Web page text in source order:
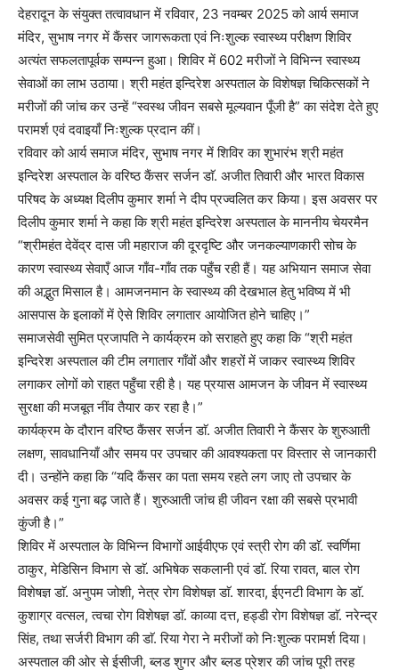
देहरादून के संयुक्त तत्वावधान में रविवार, 23 नवम्बर 2025 को आर्य समाज
मंदिर, सुभाष नगर में कैंसर जागरूकता एवं निःशुल्क स्वास्थ्य परीक्षण शिविर
अत्यंत सफलतापूर्वक सम्पन्न हुआ। शिविर में 602 मरीजों ने विभिन्न स्वास्थ्य
सेवाओं का लाभ उठाया। श्री महंत इन्दिरेश अस्पताल के विशेषज्ञ चिकित्सकों ने
मरीजों की जांच कर उन्हें “स्वस्थ जीवन सबसे मूल्यवान पूँजी है” का संदेश देते हुए
परामर्श एवं दवाइयाँ निःशुल्क प्रदान कीं।
रविवार को आर्य समाज मंदिर, सुभाष नगर में शिविर का शुभारंभ श्री महंत
इन्दिरेश अस्पताल के वरिष्ठ कैंसर सर्जन डाॅ. अजीत तिवारी और भारत विकास
परिषद के अध्यक्ष दिलीप कुमार शर्मा ने दीप प्रज्वलित कर किया। इस अवसर पर
दिलीप कुमार शर्मा ने कहा कि श्री महंत इन्दिरेश अस्पताल के माननीय चेयरमैन
“श्रीमहंत देवेंद्र दास जी महाराज की दूरदृष्टि और जनकल्याणकारी सोच के
कारण स्वास्थ्य सेवाएँ आज गाँव-गाँव तक पहुँच रही हैं। यह अभियान समाज सेवा
की अद्भुत मिसाल है। आमजनमान के स्वास्थ्य की देखभाल हेतु भविष्य में भी
आसपास के इलाकों में ऐसे शिविर लगातार आयोजित होने चाहिए।”
समाजसेवी सुमित प्रजापति ने कार्यक्रम को सराहते हुए कहा कि “श्री महंत
इन्दिरेश अस्पताल की टीम लगातार गाँवों और शहरों में जाकर स्वास्थ्य शिविर
लगाकर लोगों को राहत पहुँचा रही है। यह प्रयास आमजन के जीवन में स्वास्थ्य
सुरक्षा की मजबूत नींव तैयार कर रहा है।”
कार्यक्रम के दौरान वरिष्ठ कैंसर सर्जन डाॅ. अजीत तिवारी ने कैंसर के शुरुआती
लक्षण, सावधानियाँ और समय पर उपचार की आवश्यकता पर विस्तार से जानकारी
दी। उन्होंने कहा कि “यदि कैंसर का पता समय रहते लग जाए तो उपचार के
अवसर कई गुना बढ़ जाते हैं। शुरुआती जांच ही जीवन रक्षा की सबसे प्रभावी
कुंजी है।”
शिविर में अस्पताल के विभिन्न विभागों आईवीएफ एवं स्त्री रोग की डाॅ. स्वर्णिमा
ठाकुर, मेडिसिन विभाग से डाॅ. अभिषेक सकलानी एवं डाॅ. रिया रावत, बाल रोग
विशेषज्ञ डाॅ. अनुपम जोशी, नेत्र रोग विशेषज्ञ डाॅ. शारदा, ईएनटी विभाग के डाॅ.
कुशाग्र वत्सल, त्वचा रोग विशेषज्ञ डाॅ. काव्या दत्त, हड्डी रोग विशेषज्ञ डाॅ. नरेन्द्र
सिंह, तथा सर्जरी विभाग की डाॅ. रिया गेरा ने मरीजों को निःशुल्क परामर्श दिया।
अस्पताल की ओर से ईसीजी, ब्लड शुगर और ब्लड प्रेशर की जांच पूरी तरह